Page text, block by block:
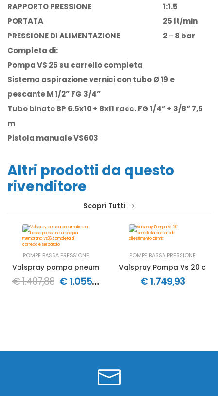
RAPPORTO PRESSIONE
1:1.5
PORTATA
25 lt/min
PRESSIONE DI ALIMENTAZIONE
2 - 8 bar
Completa di:
Pompa VS 25 su carrello completa
Sistema aspirazione vernici con tubo Ø 19 e
pescante M 1/2” FG 3/4”
Tubo binato BP 6.5x10 + 8x11 racc. FG 1/4” + 3/8” 7,5
m
Pistola manuale VS603
Altri prodotti da questo
rivenditore
Scopri Tutti
POMPE BASSA PRESSIONE
Valspray pompa pneumatica a bassa pressione a
€ 1.407,88 € 1.055,91
POMPE BASSA PRESSIONE
Valspray Pompa Vs 20
€ 1.749,93